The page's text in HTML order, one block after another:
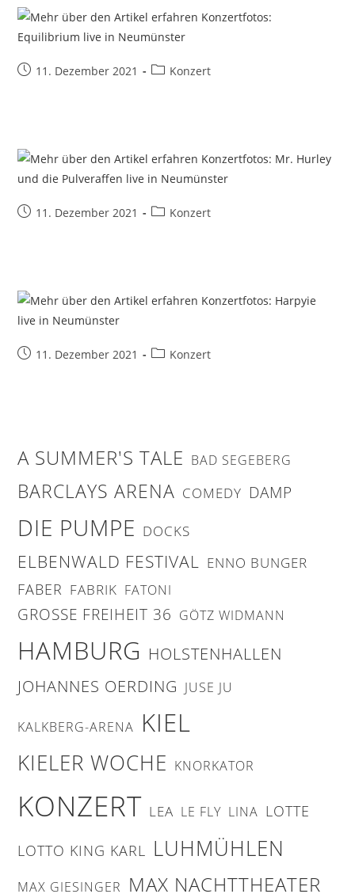
Beitrag11. Dezember 2021
Beitrags-
Konzert
Beitrag11. Dezember 2021
Beitrags-
Konzert
Beitrag11. Dezember 2021
Beitrags-
Konzert
A SUMMER'S TALE BAD SEGEBERG
BARCLAYS ARENA COMEDY DAMP
DIE PUMPE DOCKS
ELBENWALD FESTIVAL ENNO BUNGER
FABER FABRIK FATONI
GROSSE FREIHEIT 36 GÖTZ WIDMANN
HAMBURG HOLSTENHALLEN
JOHANNES OERDING JUSE JU
KALKBERG-ARENA KIEL
KIELER WOCHE KNORKATOR
KONZERT LEA LE FLY LINA LOTTE
LOTTO KING KARL LUHMÜHLEN
MAX GIESINGER MAX NACHTTHEATER